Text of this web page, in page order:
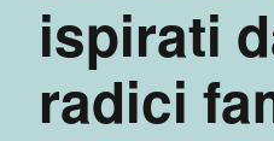
ispirati
radici